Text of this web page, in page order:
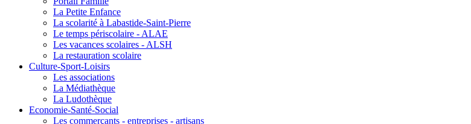
La Petite Enfance
La scolarité à Labastide-Saint-Pierre
Le temps périscolaire - ALAE
Les vacances scolaires - ALSH
La restauration scolaire
Culture-Sport-Loisirs
Les associations
La Médiathèque
La Ludothèque
Economie-Santé-Social
Les commerçants - entreprises - artisans